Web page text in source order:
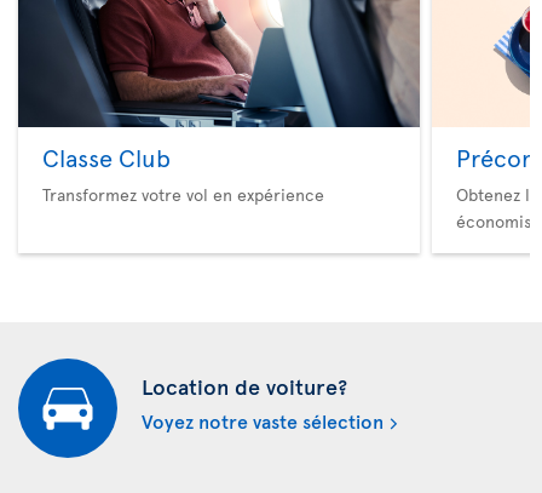
Classe Club
Transformez votre vol en expérience
Obtenez
Location de voiture?
Voyez notre vaste sélection